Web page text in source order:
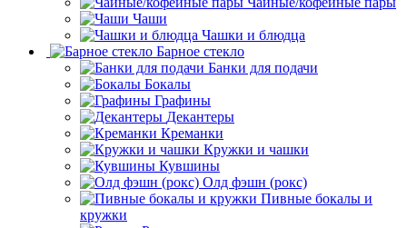
Чаши
Чашки и блюдца
Барное стекло
Банки для подачи
Бокалы
Графины
Декантеры
Креманки
Кружки и чашки
Кувшины
Олд фэшн (рокс)
Пивные бокалы и
кружки